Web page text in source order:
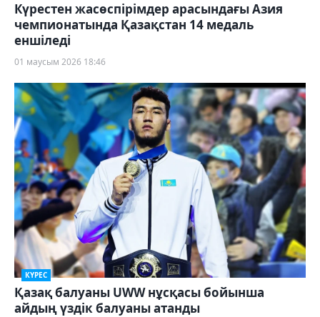
Күрестен жасөспірімдер арасындағы Азия
чемпионатында Қазақстан 14 медаль
еншіледі
01 маусым 2026 18:46
КҮРЕС
Қазақ балуаны UWW нұсқасы бойынша
айдың үздік балуаны атанды